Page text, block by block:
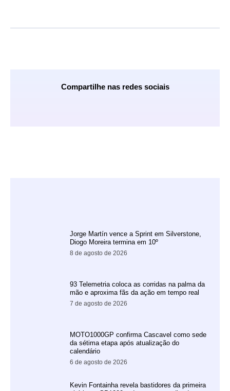
Compartilhe nas redes sociais
Jorge Martín vence a Sprint em Silverstone,
Diogo Moreira termina em 10º
8 de agosto de 2026
93 Telemetria coloca as corridas na palma da
mão e aproxima fãs da ação em tempo real
7 de agosto de 2026
MOTO1000GP confirma Cascavel como sede
da sétima etapa após atualização do
calendário
6 de agosto de 2026
Kevin Fontainha revela bastidores da primeira